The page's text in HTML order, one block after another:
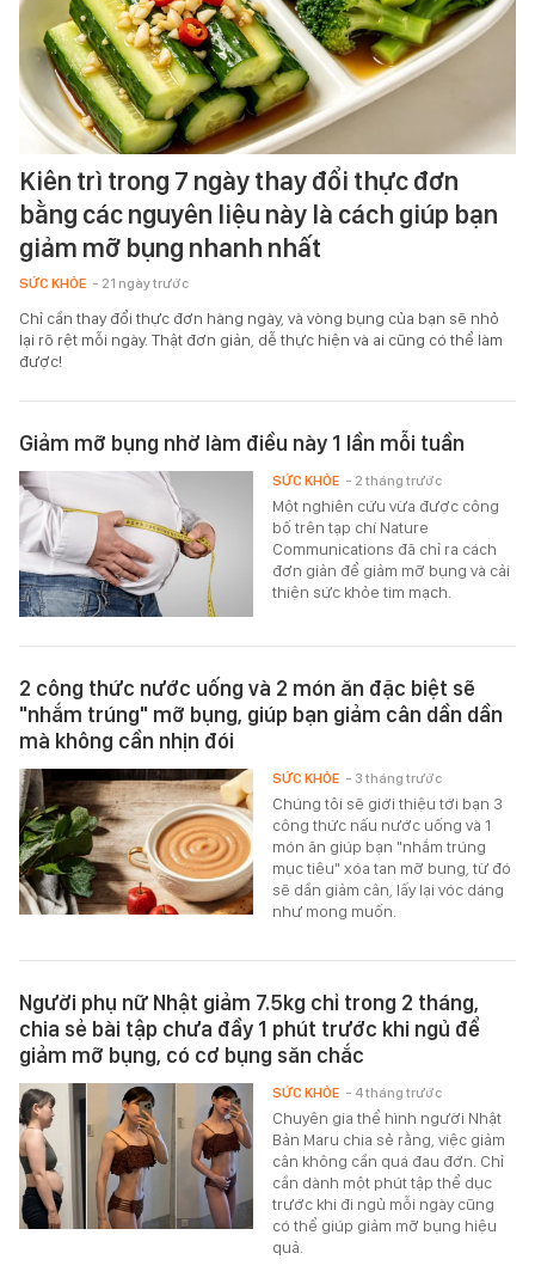
Kiên trì trong 7 ngày thay đổi thực đơn
bằng các nguyên liệu này là cách giúp bạn
giảm mỡ bụng nhanh nhất
SỨC KHỎE - 21 ngày trước
Chỉ cần thay đổi thực đơn hàng ngày, và vòng bụng của bạn sẽ nhỏ
lại rõ rệt mỗi ngày. Thật đơn giản, dễ thực hiện và ai cũng có thể làm
được!
Giảm mỡ bụng nhờ làm điều này 1 lần mỗi tuần
Một nghiên cứu vừa được công
bố trên tạp chí Nature
Communications đã chỉ ra cách
đơn giản để giảm mỡ bụng và cải
thiện sức khỏe tim mạch.
SỨC KHỎE - 2 tháng trước
2 công thức nước uống và 2 món ăn đặc biệt sẽ
"nhắm trúng" mỡ bụng, giúp bạn giảm cân dần dần
mà không cần nhịn đói
Chúng tôi sẽ giới thiệu tới bạn 3
công thức nấu nước uống và 1
món ăn giúp bạn "nhắm trúng
mục tiêu" xóa tan mỡ bụng, từ đó
sẽ dần giảm cân, lấy lại vóc dáng
như mong muốn.
SỨC KHỎE - 3 tháng trước
Người phụ nữ Nhật giảm 7.5kg chỉ trong 2 tháng,
chia sẻ bài tập chưa đầy 1 phút trước khi ngủ để
giảm mỡ bụng, có cơ bụng săn chắc
Chuyên gia thể hình người Nhật
Bản Maru chia sẻ rằng, việc giảm
cân không cần quá đau đớn. Chỉ
cần dành một phút tập thể dục
trước khi đi ngủ mỗi ngày cũng
có thể giúp giảm mỡ bụng hiệu
quả.
SỨC KHỎE - 4 tháng trước